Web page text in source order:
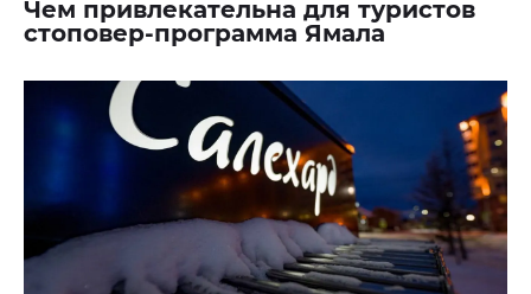
Чем привлекательна для туристов
стоповер-программа Ямала